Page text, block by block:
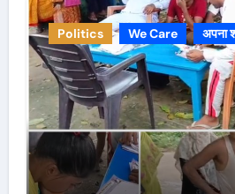
Politics We Care अपना